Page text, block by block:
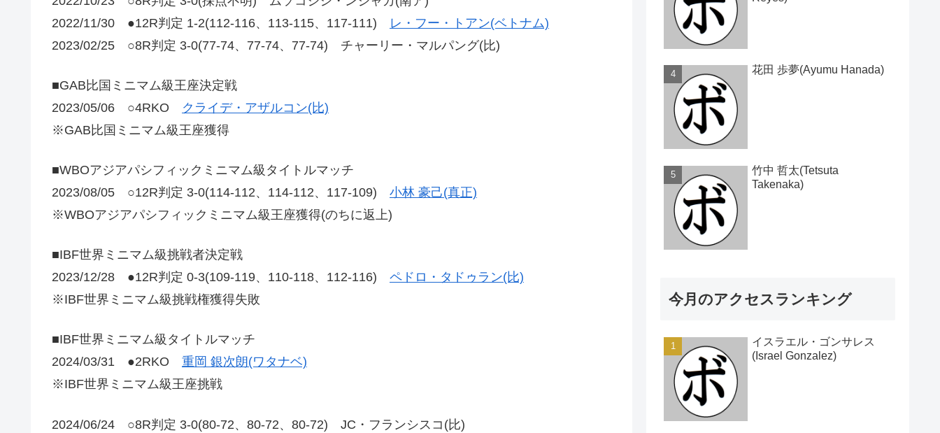
2022/11/30 ●12R判定 1-2(112-116、113-115、117-111) レ・フー・トアン(ベトナム)
2023/02/25 ○8R判定 3-0(77-74、77-74、77-74) チャーリー・マルパング(比)
■GAB比国ミニマム級王座決定戦
2023/05/06 ○4RKO クライデ・アザルコン(比)
※GAB比国ミニマム級王座獲得
■WBOアジアパシフィックミニマム級タイトルマッチ
2023/08/05 ○12R判定 3-0(114-112、114-112、117-109) 小林 豪己(真正)
※WBOアジアパシフィックミニマム級王座獲得(のちに返上)
■IBF世界ミニマム級挑戦者決定戦
2023/12/28 ●12R判定 0-3(109-119、110-118、112-116) ペドロ・タドゥラン(比)
※IBF世界ミニマム級挑戦権獲得失敗
■IBF世界ミニマム級タイトルマッチ
2024/03/31 ●2RKO 重岡 銀次朗(ワタナベ)
※IBF世界ミニマム級王座挑戦
2024/06/24 ○8R判定 3-0(80-72、80-72、80-72) JC・フランシスコ(比)
花田 歩夢(Ayumu Hanada)
竹中 哲太(Tetsuta
Takenaka)
今月のアクセスランキング
イスラエル・ゴンサレス
(Israel Gonzalez)